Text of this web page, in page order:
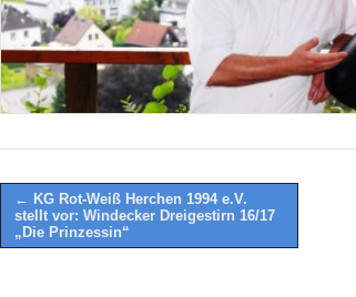
Post
navigation
← KG Rot-Weiß Herchen 1994 e.V.
stellt vor: Windecker Dreigestirn 16/17
„Die Prinzessin“